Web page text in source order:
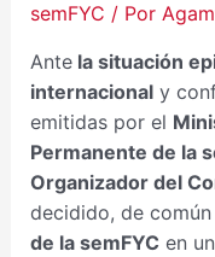
semFYC / Por
Antela situación
internacionaly
emitidas por el
Permanente de la
Organizador del
decidido, de
de la semFYC en